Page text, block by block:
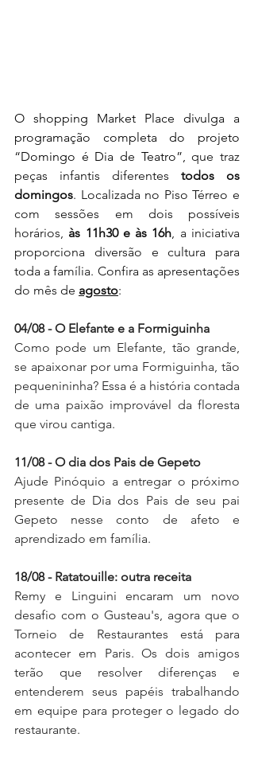
O shopping Market Place divulga a
programação completa do projeto
“Domingo é Dia de Teatro”,
que traz
peças infantis diferentes todos os
domingos. Localizada no Piso Térreo e
com sessões em dois possíveis
horários, às 11h30 e às 16h , a iniciativa
proporciona diversão e cultura para
toda a família. Confira as apresentações
do mês de agosto:
04/08 - O Elefante e a Formiguinha
Como pode um Elefante, tão grande,
se apaixonar por uma Formiguinha, tão
pequenininha? Essa é a história contada
de uma paixão improvável da floresta
que virou cantiga.
11/08 - O dia dos Pais de Gepeto
Ajude Pinóquio a entregar o próximo
presente de Dia dos Pais de seu pai
Gepeto nesse conto de afeto e
aprendizado em família.
18/08 - Ratatouille: outra receita
Remy e Linguini encaram um novo
desafio com o Gusteau's, agora que o
Torneio de Restaurantes está para
acontecer em Paris. Os dois amigos
terão que resolver diferenças e
entenderem seus papéis trabalhando
em equipe para proteger o legado do
restaurante.